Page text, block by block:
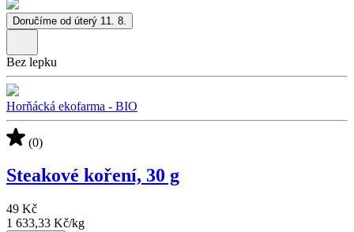
Doručíme od úterý 11. 8.
Bez lepku
Horňácká ekofarma - BIO
(0)
Steakové koření, 30 g
49 Kč
1 633,33 Kč/kg